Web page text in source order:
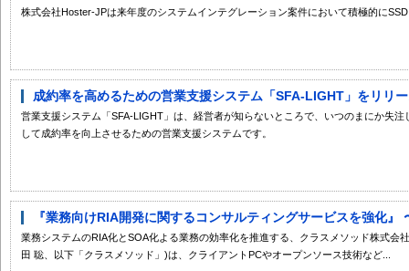
株式会社Hoster-JPは来年度のシステムインテグレーション案件において積極的に
成約率を高めるための営業支援システム「SFA-LIGHT」をリリ
営業支援システム「SFA-LIGHT」は、経営者が知らないところで、いつのまにか失
して成約率を向上させるための営業支援システムです。
『業務向けRIA開発に関するコンサルティングサービスを強化』
業務システムのRIA化とSOA化よる業務の効率化を推進する、クラスメソッド株式会
田 聡、以下「クラスメソッド」)は、クライアントPCやオープンソース技術など...